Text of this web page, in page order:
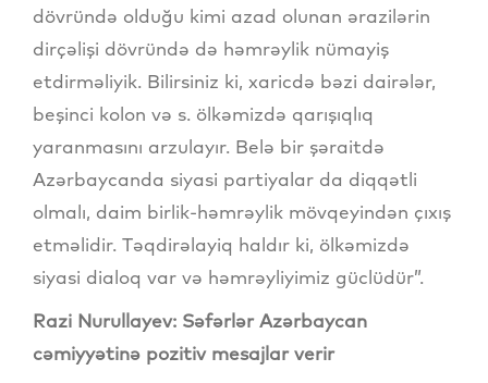
dövründə olduğu kimi azad olunan ərazilərin
dirçəlişi dövründə də həmrəylik nümayiş
etdirməliyik. Bilirsiniz ki, xaricdə bəzi dairələr,
beşinci kolon və s. ölkəmizdə qarışıqlıq
yaranmasını arzulayır. Belə bir şəraitdə
Azərbaycanda siyasi partiyalar da diqqətli
olmalı, daim birlik-həmrəylik mövqeyindən çıxış
etməlidir. Təqdirəlayiq haldır ki, ölkəmizdə
siyasi dialoq var və həmrəyliyimiz güclüdür”.
Razi Nurullayev: Səfərlər Azərbaycan
cəmiyyətinə pozitiv mesajlar verir